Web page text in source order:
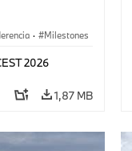
· Milestones
2026
1,87 MB